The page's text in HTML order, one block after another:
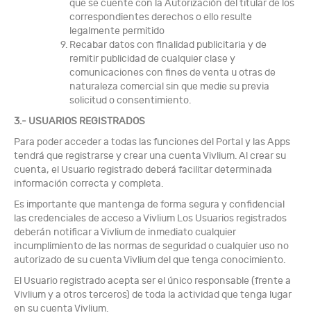
que se cuente con la Autorización del titular de los
correspondientes derechos o ello resulte
legalmente permitido
Recabar datos con finalidad publicitaria y de
remitir publicidad de cualquier clase y
comunicaciones con fines de venta u otras de
naturaleza comercial sin que medie su previa
solicitud o consentimiento.
3.- USUARIOS REGISTRADOS
Para poder acceder a todas las funciones del Portal y las Apps
tendrá que registrarse y crear una cuenta Vivlium. Al crear su
cuenta, el Usuario registrado deberá facilitar determinada
información correcta y completa.
Es importante que mantenga de forma segura y confidencial
las credenciales de acceso a Vivlium Los Usuarios registrados
deberán notificar a Vivlium de inmediato cualquier
incumplimiento de las normas de seguridad o cualquier uso no
autorizado de su cuenta Vivlium del que tenga conocimiento.
El Usuario registrado acepta ser el único responsable (frente a
Vivlium y a otros terceros) de toda la actividad que tenga lugar
en su cuenta Vivlium.